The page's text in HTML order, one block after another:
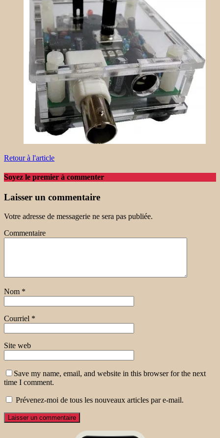
Retour à l'article
Soyez le premier à commenter
Laisser un commentaire
Votre adresse de messagerie ne sera pas publiée.
Commentaire
Nom *
Courriel *
Site web
Save my name, email, and website in this browser for the next
time I comment.
Prévenez-moi de tous les nouveaux articles par e-mail.